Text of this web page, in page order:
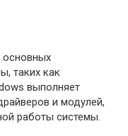
основных
таких как
выполняет
и модулей,
работы системы.